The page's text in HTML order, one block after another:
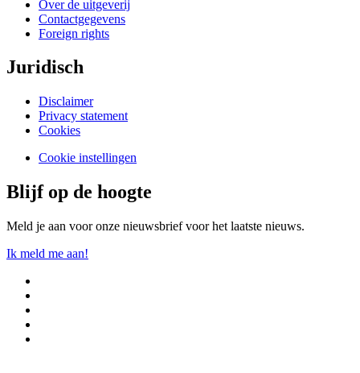
Over de uitgeverij
Contactgegevens
Foreign rights
Juridisch
Disclaimer
Privacy statement
Cookies
Cookie instellingen
Blijf op de hoogte
Meld je aan voor onze nieuwsbrief voor het laatste nieuws.
Ik meld me aan!